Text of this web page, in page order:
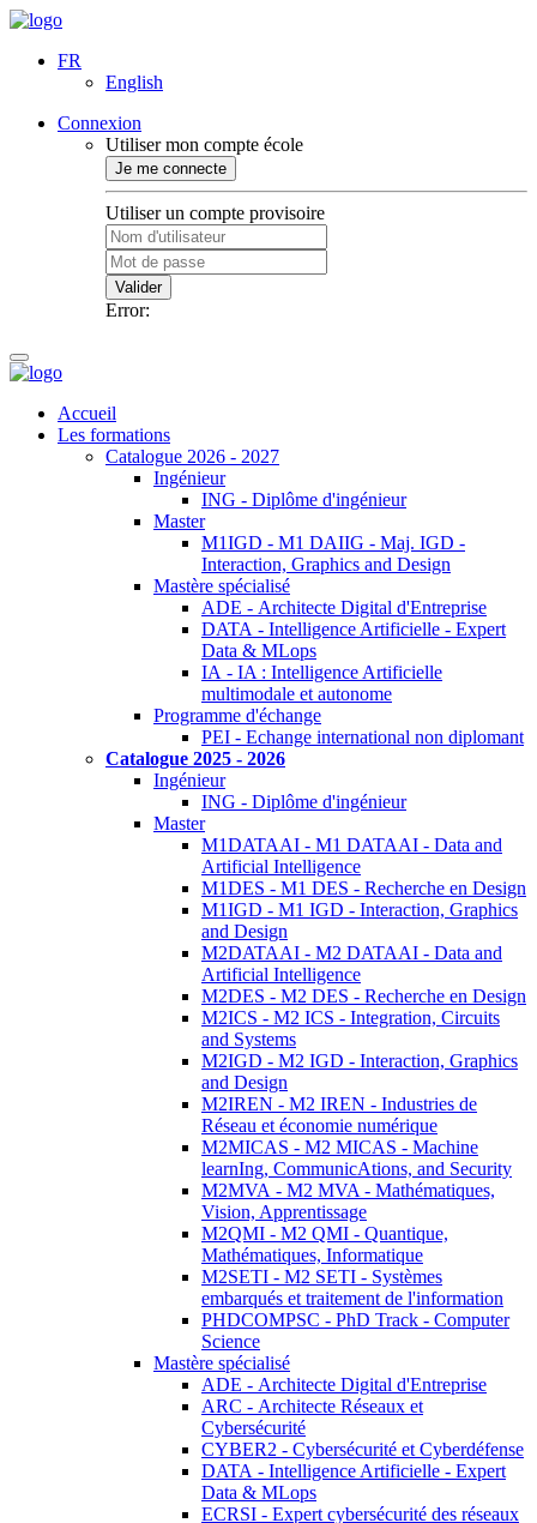
FR
English
Connexion
Utiliser mon compte école
Je me connecte
Utiliser un compte provisoire
Valider
Error:
Accueil
Les formations
Catalogue 2026 - 2027
Ingénieur
ING - Diplôme d'ingénieur
Master
M1IGD - M1 DAIIG - Maj. IGD -
Interaction, Graphics and Design
Mastère spécialisé
ADE - Architecte Digital d'Entreprise
DATA - Intelligence Artificielle - Expert
Data & MLops
IA - IA : Intelligence Artificielle
multimodale et autonome
Programme d'échange
PEI - Echange international non diplomant
Catalogue 2025 - 2026
Ingénieur
ING - Diplôme d'ingénieur
Master
M1DATAAI - M1 DATAAI - Data and
Artificial Intelligence
M1DES - M1 DES - Recherche en Design
M1IGD - M1 IGD - Interaction, Graphics
and Design
M2DATAAI - M2 DATAAI - Data and
Artificial Intelligence
M2DES - M2 DES - Recherche en Design
M2ICS - M2 ICS - Integration, Circuits
and Systems
M2IGD - M2 IGD - Interaction, Graphics
and Design
M2IREN - M2 IREN - Industries de
Réseau et économie numérique
M2MICAS - M2 MICAS - Machine
learnIng, CommunicAtions, and Security
M2MVA - M2 MVA - Mathématiques,
Vision, Apprentissage
M2QMI - M2 QMI - Quantique,
Mathématiques, Informatique
M2SETI - M2 SETI - Systèmes
embarqués et traitement de l'information
PHDCOMPSC - PhD Track - Computer
Science
Mastère spécialisé
ADE - Architecte Digital d'Entreprise
ARC - Architecte Réseaux et
Cybersécurité
CYBER2 - Cybersécurité et Cyberdéfense
DATA - Intelligence Artificielle - Expert
Data & MLops
ECRSI - Expert cybersécurité des réseaux